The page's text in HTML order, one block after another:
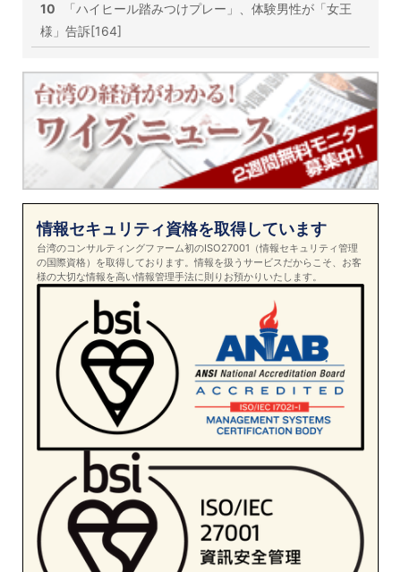
10
「ハイヒール踏みつけプレー」、体験男性が「女王
様」告訴[164]
情報セキュリティ資格を取得しています
台湾のコンサルティングファーム初のISO27001（情報セキュリティ管理
の国際資格）を取得しております。情報を扱うサービスだからこそ、お客
様の大切な情報を高い情報管理手法に則りお預かりいたします。